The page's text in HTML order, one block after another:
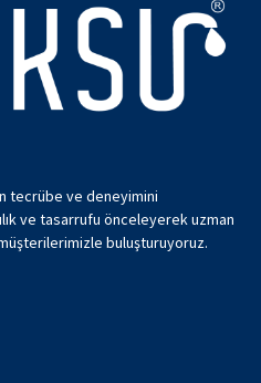
tecrübe ve deneyimini
ve tasarrufu önceleyerek uzman
buluşturuyoruz.